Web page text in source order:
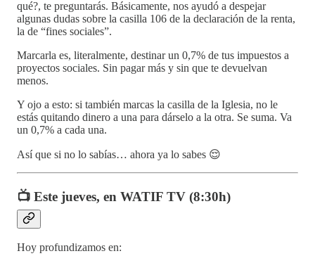
qué?, te preguntarás. Básicamente, nos ayudó a despejar
algunas dudas sobre la casilla 106 de la declaración de la renta,
la de “fines sociales”.
Marcarla es, literalmente, destinar un 0,7% de tus impuestos a
proyectos sociales. Sin pagar más y sin que te devuelvan
menos.
Y ojo a esto: si también marcas la casilla de la Iglesia, no le
estás quitando dinero a una para dárselo a la otra. Se suma. Va
un 0,7% a cada una.
Así que si no lo sabías… ahora ya lo sabes 😌
📺 Este jueves, en WATIF TV (8:30h)
Hoy profundizamos en: